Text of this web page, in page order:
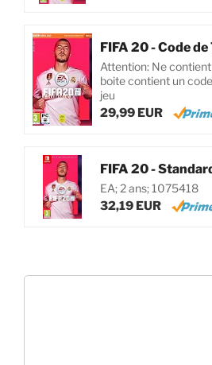
Attention: Ne contient
boite contient un
jeu
29,99 EUR
FIFA 20 -
EA; 2 ans; 1075418
32,19 EUR